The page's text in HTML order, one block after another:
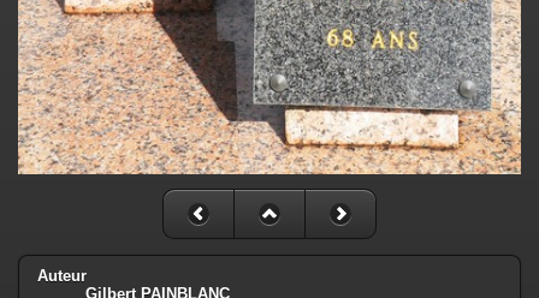
Auteur
Gilbert PAINBLANC